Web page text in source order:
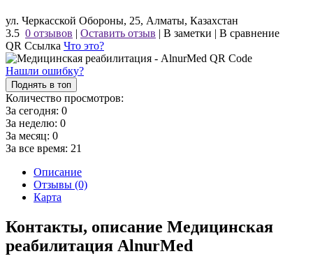
ул. Черкасской Обороны, 25, Алматы, Казахстан
3.5 0 отзывов | Оставить отзыв | В заметки | В сравнение
QR Ссылка Что это?
Нашли ошибку?
Поднять в топ
Количество просмотров:
За сегодня: 0
За неделю: 0
За месяц: 0
За все время: 21
Описание
Отзывы (0)
Карта
Контакты, описание Медицинская
реабилитация AlnurMed